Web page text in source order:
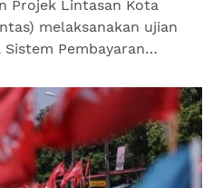
Projek Lintasan Kota
melaksanakan ujian
Pembayaran